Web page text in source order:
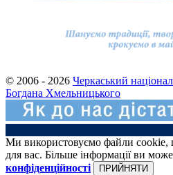
© 2006 - 2026 Черкаський
Богдана Хмельницького
Ми використовуємо файли cookie,
для вас. Більше інформації ви
конфіденційності
ПРИЙНЯТИ